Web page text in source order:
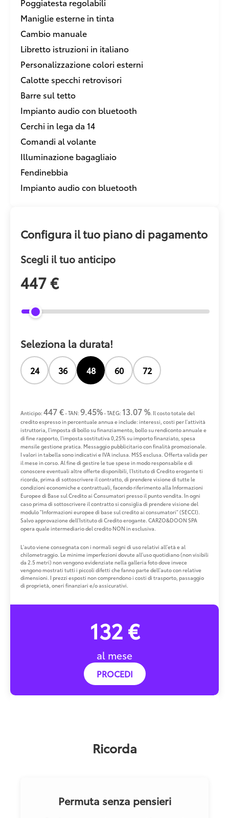
Maniglie esterne in tinta
Cambio manuale
Libretto istruzioni in italiano
Personalizzazione colori esterni
Calotte specchi retrovisori
Barre sul tetto
Impianto audio con bluetooth
Cerchi in lega da 14
Comandi al volante
Illuminazione bagagliaio
Fendinebbia
Impianto audio con bluetooth
Configura il tuo piano di pagamento
Scegli il tuo anticipo
447 €
Seleziona la durata!
24 36 48 60 72
Anticipo: 447 €- TAN: 9.45%- TAEG: 13.07 %. Il costo totale del
credito espresso in percentuale annua e include: interessi, costi per l'attività
istruttoria, l'imposta di bollo su finanziamento, bollo su rendiconto annuale e
di fine rapporto, l'imposta sostitutiva 0,25% su importo finanziato, spesa
mensile gestione pratica. Messaggio pubblicitario con finalità promozionale.
I valori in tabella sono indicativi e IVA inclusa. MSS esclusa. Offerta valida per
il mese in corso. Al fine di gestire le tue spese in modo responsabile e di
conoscere eventuali altre offerte disponibili, l'Istituto di Credito erogante ti
ricorda, prima di sottoscrivere il contratto, di prendere visione di tutte le
condizioni economiche e contrattuali, facendo riferimento alla Informazioni
Europee di Base sul Credito ai Consumatori presso il punto vendita. In ogni
caso prima di sottoscrivere il contratto si consiglia di prendere visione del
modulo "Informazioni europee di base sul credito ai consumatori" (SECCI).
Salvo approvazione dell'Istituto di Credito erogante. CARZO&DOON SPA
opera quale intermediario del credito NON in esclusiva.
L'auto viene consegnata con i normali segni di uso relativi all'età e al
chilometraggio. Le minime imperfezioni dovute all'uso quotidiano (non visibili
da 2.5 metri) non vengono evidenziate nella galleria foto dove invece
vengono mostrati tutti i piccoli difetti che fanno parte dell'auto con relative
dimensioni. I prezzi esposti non comprendono i costi di trasporto, passaggio
di proprietà, oneri finanziari e/o assicurativi.
132 €
al mese
PROCEDI
Ricorda
Permuta senza pensieri